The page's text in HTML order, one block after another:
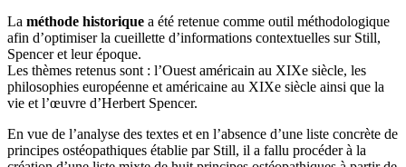
La méthode historique a été retenue comme outil méthodologique
afin d’optimiser la cueillette d’informations contextuelles sur Still,
Spencer et leur époque.
Les thèmes retenus sont : l’Ouest américain au XIXe siècle, les
philosophies européenne et américaine au XIXe siècle ainsi que la
vie et l’œuvre d’Herbert Spencer.
En vue de l’analyse des textes et en l’absence d’une liste concrète de
principes ostéopathiques établie par Still, il a fallu procéder à la